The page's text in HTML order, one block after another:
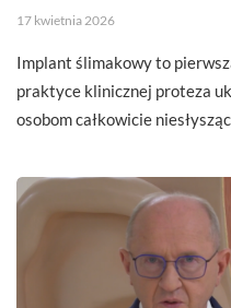
17 kwietnia 2026
Implant ślimakowy to
praktyce klinicznej proteza
osobom całkowicie